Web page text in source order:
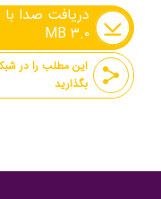
۳.۰ MB
این مطلب را در
بگذارید